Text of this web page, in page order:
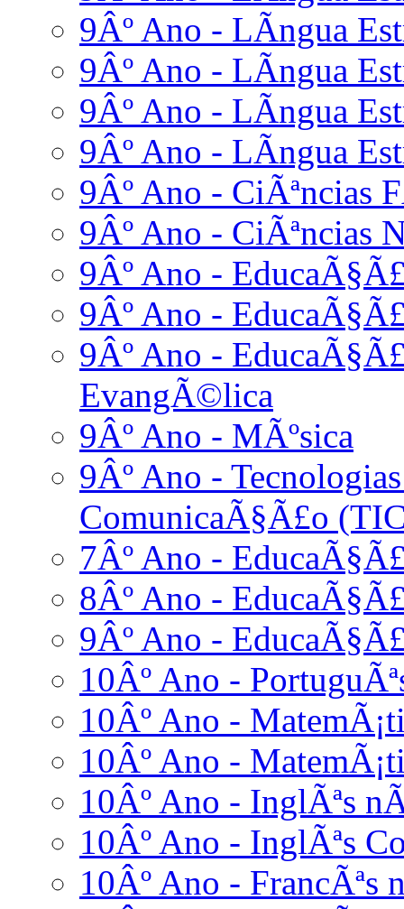
9Âº Ano - LÃ­ngua
9Âº Ano - LÃ­ngua
9Âº Ano - LÃ­ngua
9Âº Ano - LÃ­ngua
9Âº Ano - CiÃªncias
9Âº Ano - CiÃªncias
9Âº Ano -
9Âº Ano -
9Âº Ano -
EvangÃ©lica
9Âº Ano - MÃºsica
9Âº Ano -
ComunicaÃ§Ã£o
7Âº Ano -
8Âº Ano -
9Âº Ano -
10Âº Ano -
10Âº Ano -
10Âº Ano -
10Âº Ano - InglÃªs
10Âº Ano - InglÃªs
10Âº Ano - FrancÃªs